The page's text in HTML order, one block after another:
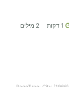
1 דקות 2 מילים